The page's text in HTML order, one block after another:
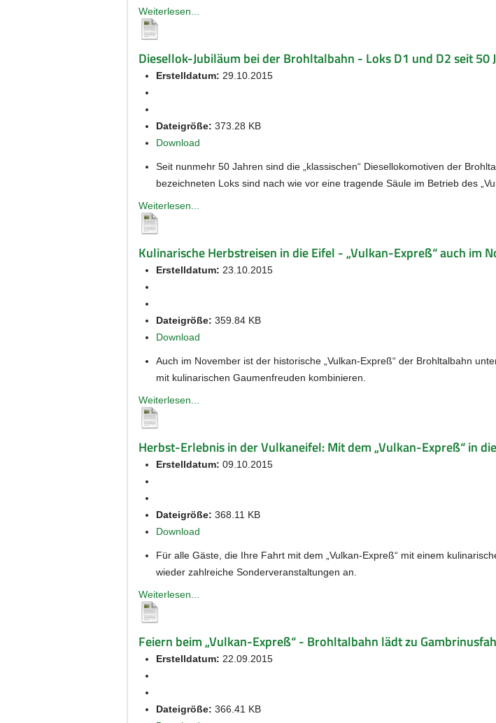
Weiterlesen...
Diesellok-Jubiläum bei der Brohltalbahn - Loks D1 und D2 seit 50
Erstelldatum: 29.10.2015
Dateigröße: 373.28 KB
Download
Seit nunmehr 50 Jahren sind die „klassischen“ Diesellokomotiven der
bezeichneten Loks sind nach wie vor eine tragende Säule im Betrieb des
Weiterlesen...
Kulinarische Herbstreisen in die Eifel - „Vulkan-Expreß“ auch im
Erstelldatum: 23.10.2015
Dateigröße: 359.84 KB
Download
Auch im November ist der historische „Vulkan-Expreß“ der Brohltalbahn
mit kulinarischen Gaumenfreuden kombinieren.
Weiterlesen...
Herbst-Erlebnis in der Vulkaneifel: Mit dem „Vulkan-Expreß“ in
Erstelldatum: 09.10.2015
Dateigröße: 368.11 KB
Download
Für alle Gäste, die Ihre Fahrt mit dem „Vulkan-Expreß“ mit einem
wieder zahlreiche Sonderveranstaltungen an.
Weiterlesen...
Feiern beim „Vulkan-Expreß“ - Brohltalbahn lädt zu
Erstelldatum: 22.09.2015
Dateigröße: 366.41 KB